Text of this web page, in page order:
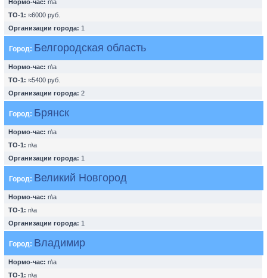
Нормо-час: n\a
ТО-1: ≈6000 руб.
Организации города: 1
Город: Белгородская область
Нормо-час: n\a
ТО-1: ≈5400 руб.
Организации города: 2
Город: Брянск
Нормо-час: n\a
ТО-1: n\a
Организации города: 1
Город: Великий Новгород
Нормо-час: n\a
ТО-1: n\a
Организации города: 1
Город: Владимир
Нормо-час: n\a
ТО-1: n\a